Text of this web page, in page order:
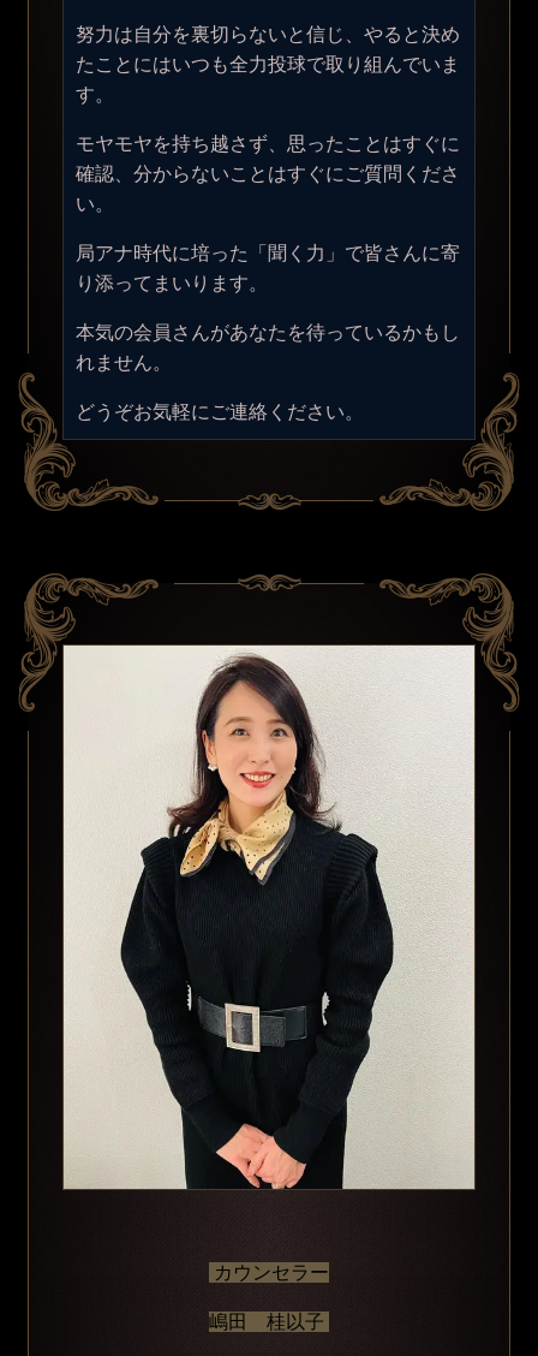
努力は自分を裏切らないと信じ、やると決め
たことにはいつも全力投球で取り組んでいま
す。
モヤモヤを持ち越さず、思ったことはすぐに
確認、分からないことはすぐにご質問くださ
い。
局アナ時代に培った「聞く力」で皆さんに寄
り添ってまいります。
本気の会員さんがあなたを待っているかもし
れません。
どうぞお気軽にご連絡ください。
カウンセラー
嶋田 桂以子